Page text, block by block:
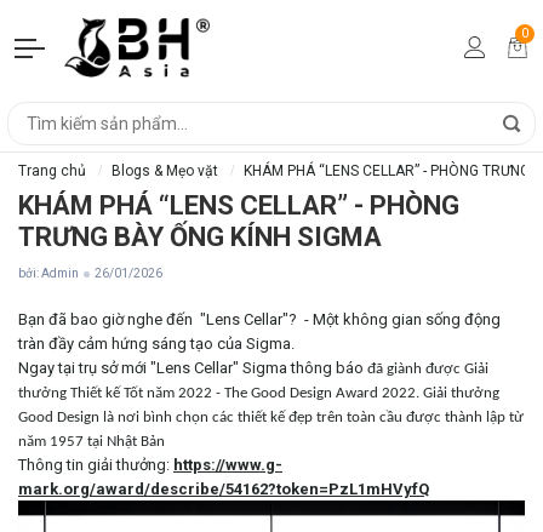
0
Trang chủ Blogs & Mẹo vặt KHÁM PHÁ “LENS CELLAR” - PHÒNG TRƯNG
KHÁM PHÁ “LENS CELLAR” - PHÒNG
TRƯNG BÀY ỐNG KÍNH SIGMA
bởi: Admin 26/01/2026
Bạn đã bao giờ nghe đến "Lens Cellar"? - Một không gian sống động
tràn đầy cảm hứng sáng tạo của Sigma.
Ngay tại trụ sở mới "Lens Cellar" Sigma thông báo đã giành được Giải
thưởng Thiết kế Tốt năm 2022 - The Good Design Award 2022. Giải thưởng
Good Design là nơi bình chọn các thiết kế đẹp trên toàn cầu được thành lập từ
năm 1957 tại Nhật Bản
Thông tin giải thưởng: https://www.g-
mark.org/award/describe/54162?token=PzL1mHVyfQ